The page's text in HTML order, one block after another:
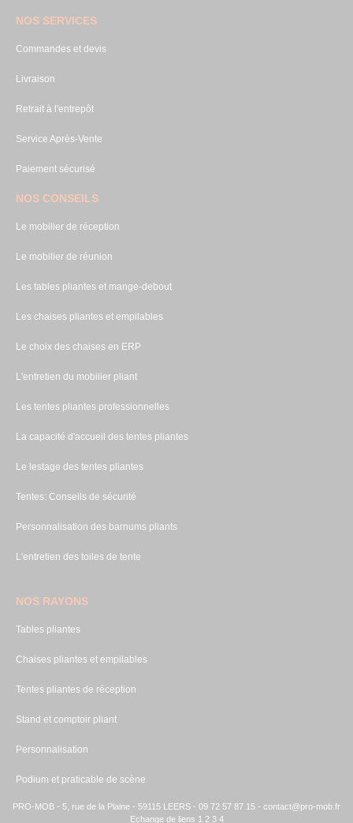
NOS SERVICES
Commandes et devis
Livraison
Retrait à l'entrepôt
Service Après-Vente
Paiement sécurisé
NOS CONSEILS
Le mobilier de réception
Le mobilier de réunion
Les tables pliantes et mange-debout
Les chaises pliantes et empilables
Le choix des chaises en ERP
L'entretien du mobilier pliant
Les tentes pliantes professionnelles
La capacité d'accueil des tentes pliantes
Le lestage des tentes pliantes
Tentes: Conseils de sécurité
Personnalisation des barnums pliants
L'entretien des toiles de tente
NOS RAYONS
Tables pliantes
Chaises pliantes et empilables
Tentes pliantes de réception
Stand et comptoir pliant
Personnalisation
Podium et praticable de scène
PRO-MOB - 5, rue de la Plaine - 59115 LEERS - 09 72 57 87 15 - contact@pro-mob.fr
Echange de liens 1 2 3 4